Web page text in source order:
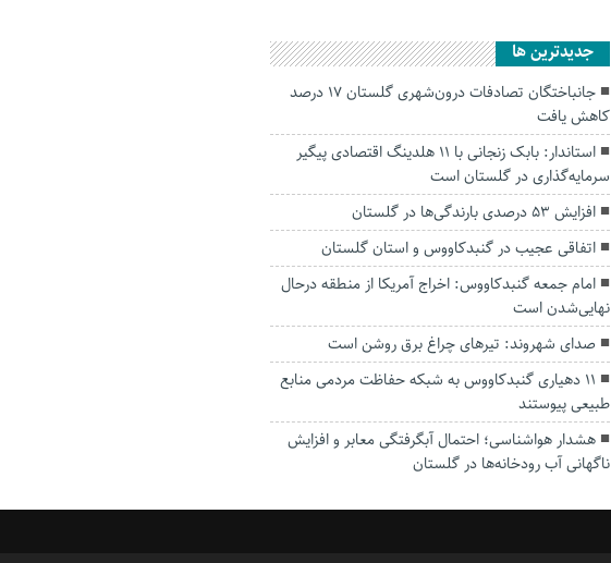
جديدترين ها
جانباختگان تصادفات درون‌شهری گلستان ۱۷ درصد
کاهش یافت
استاندار: بابک زنجانی با ۱۱ هلدینگ اقتصادی پیگیر
سرمایه‌گذاری در گلستان است
افزایش ۵۳ درصدی بارندگی‌ها در گلستان
اتفاقی عجیب در‌ گنبدکاووس و استان گلستان
امام جمعه گنبدکاووس: اخراج آمریکا از منطقه درحال
نهایی‌شدن است
صدای شهروند: تیرهای چراغ برق روشن است
۱۱ دهیاری گنبدکاووس به شبکه حفاظت مردمی منابع
طبیعی پیوستند
هشدار هواشناسی؛ احتمال آبگرفتگی معابر و افزایش
ناگهانی آب رودخانه‌ها در گلستان